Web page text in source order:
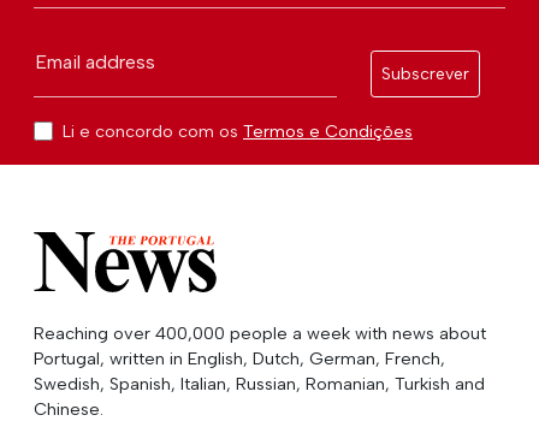
Email address
Subscrever
Li e concordo com os Termos e Condições
Reaching over 400,000 people a week with news about
Portugal, written in English, Dutch, German, French,
Swedish, Spanish, Italian, Russian, Romanian, Turkish and
Chinese.